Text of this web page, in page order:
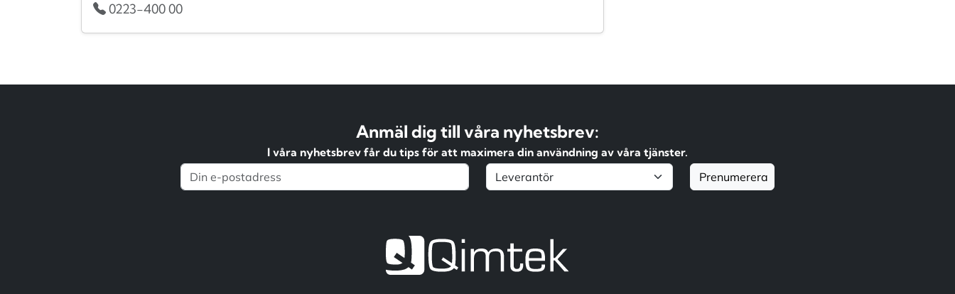
0223-400 00
Anmäl dig till våra nyhetsbrev:
I våra nyhetsbrev får du tips för att maximera din användning av våra tjänster.
Prenumerera